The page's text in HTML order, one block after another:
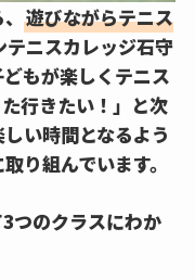
遊びながらテニス
テニスカレッジ石守
もが楽しくテニス
行きたい！」と次
い時間となるよう
り組んでいます。
つのクラスにわか